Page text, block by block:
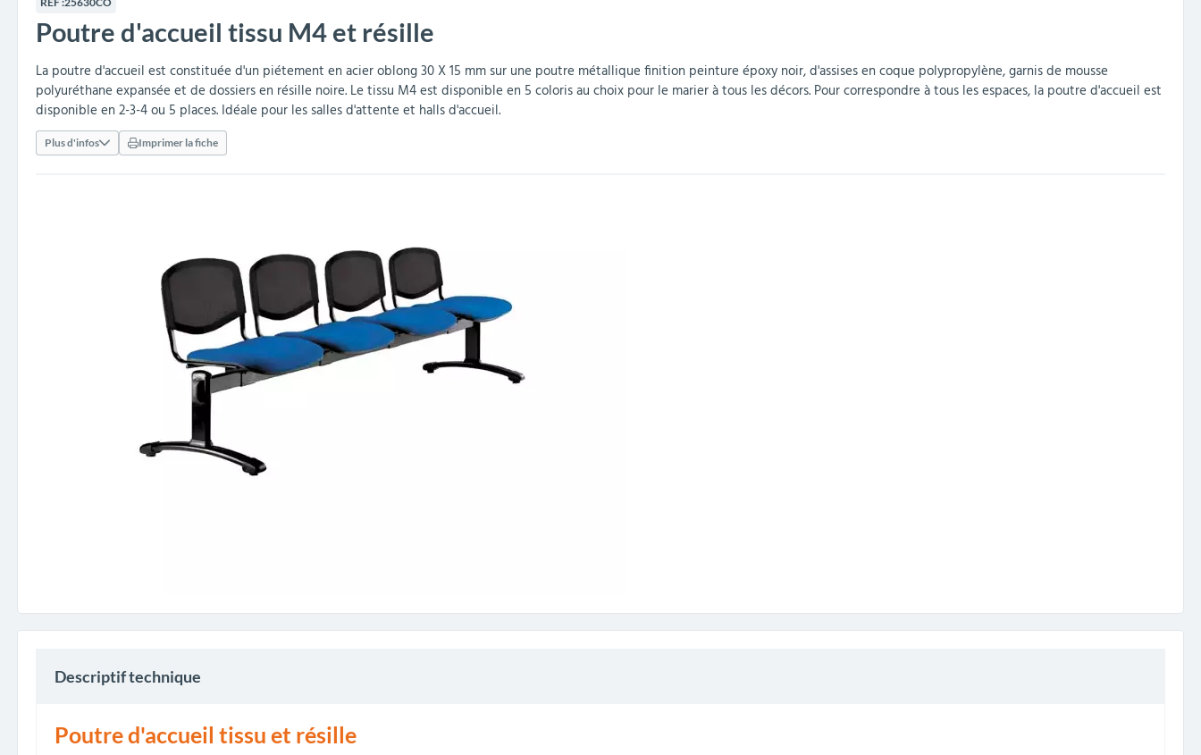
Embellissement et
fleurissement urbain
Cendriers urbains
Barrières de ville Arceaux de sécurité
parking
Clous podotactiles et
rampes d'accès
Séparateurs de voies et
balises routières
Travaux publics &
Industries
Vestiaires Équipements sanitaires
Armoires et rangements Mobilier scolaire extérieur
maternelle
Tables de cantine
réception
amovibles
Poteaux de guidage
Décorations de Noël
collectivités
collectivités
extérieurs
Structures aires de jeux
Baby-foots & Billards
Poutre d'accueil tissu M4 et résille
La poutre d'accueil est constituée d'un piétement en acier oblong 30 X 15 mm sur une poutre métallique finition peinture époxy noir, d'assises en coque polypropylène, garnis de mousse
polyuréthane expansée et de dossiers en résille noire. Le tissu M4 est disponible en 5 coloris au choix pour le marier à tous les décors. Pour correspondre à tous les espaces, la poutre d'accueil est
disponible en 2-3-4 ou 5 places. Idéale pour les salles d'attente et halls d'accueil.
Plus d'infos Imprimer la fiche
Descriptif technique
Poutre d'accueil tissu et résille